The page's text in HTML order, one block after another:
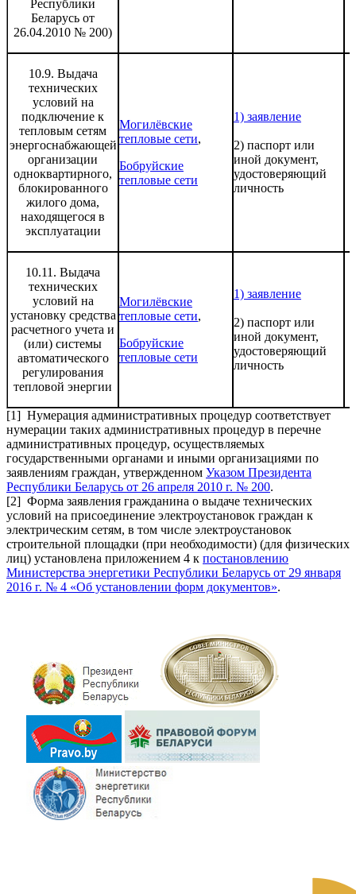
Республики
Беларусь от
26.04.2010 № 200)
10.9. Выдача
технических
условий на
подключение к
тепловым сетям
энергоснабжающей
организации
одноквартирного,
блокированного
жилого дома,
находящегося в
эксплуатации
Могилёвские
тепловые сети,
Бобруйские
тепловые сети
1) заявление
2) паспорт или
иной документ,
удостоверяющий
личность
10.11. Выдача
технических
условий на
установку средства
расчетного учета и
(или) системы
автоматического
регулирования
тепловой энергии
Могилёвские
тепловые сети,
Бобруйские
тепловые сети
1) заявление
2) паспорт или
иной документ,
удостоверяющий
личность
[1] Нумерация административных процедур соответствует
нумерации таких административных процедур в перечне
административных процедур, осуществляемых
государственными органами и иными организациями по
заявлениям граждан, утвержденном Указом Президента
Республики Беларусь от 26 апреля 2010 г. № 200.
[2] Форма заявления гражданина о выдаче технических
условий на присоединение электроустановок граждан к
электрическим сетям, в том числе электроустановок
строительной площадки (при необходимости) (для физических
лиц) установлена приложением 4 к постановлению
Министерства энергетики Республики Беларусь от 29 января
2016 г. № 4 «Об установлении форм документов».